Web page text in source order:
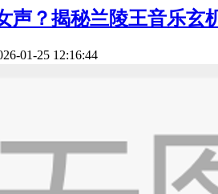
声？揭秘兰陵王音乐玄
01-25 12:16:44